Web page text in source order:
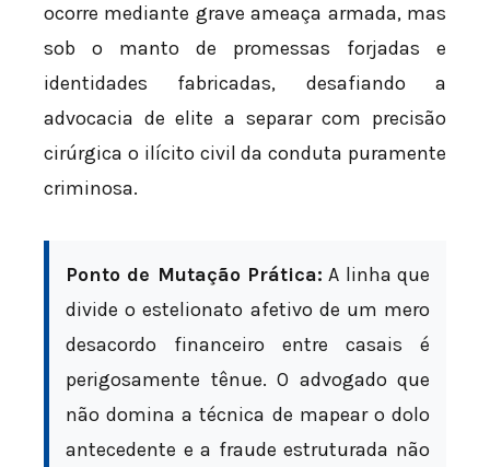
ocorre mediante grave ameaça armada, mas
sob o manto de promessas forjadas e
identidades fabricadas, desafiando a
advocacia de elite a separar com precisão
cirúrgica o ilícito civil da conduta puramente
criminosa.
Ponto de Mutação Prática: A linha que
divide o estelionato afetivo de um mero
desacordo financeiro entre casais é
perigosamente tênue. O advogado que
não domina a técnica de mapear o dolo
antecedente e a fraude estruturada não